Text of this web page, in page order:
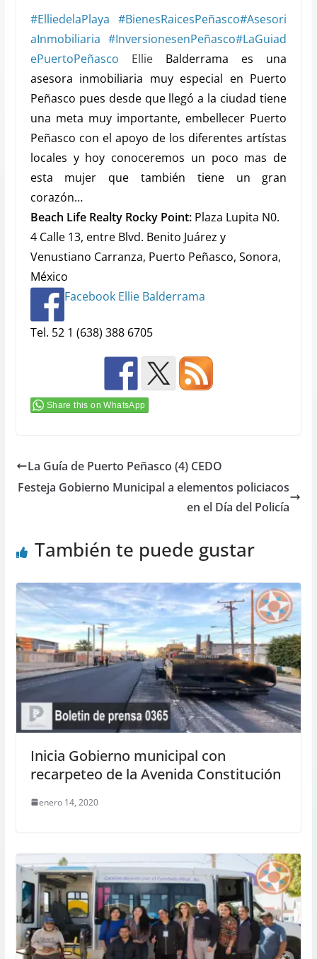
#ElliedelaPlaya #BienesRaicesPeñasco#Asesori
aInmobiliaria #InversionesenPeñasco#LaGuiad
ePuertoPeñasco Ellie Balderrama es una
asesora inmobiliaria muy especial en Puerto
Peñasco pues desde que llegó a la ciudad tiene
una meta muy importante, embellecer Puerto
Peñasco con el apoyo de los diferentes artístas
locales y hoy conoceremos un poco mas de
esta mujer que también tiene un gran
corazón…
Beach Life Realty Rocky Point: Plaza Lupita N0.
4 Calle 13, entre Blvd. Benito Juárez y
Venustiano Carranza, Puerto Peñasco, Sonora,
México
Facebook Ellie Balderrama
Tel. 52 1 (638) 388 6705
Share this on WhatsApp
La Guía de Puerto Peñasco (4) CEDO
Festeja Gobierno Municipal a elementos policiacos
en el Día del Policía
También te puede gustar
Inicia Gobierno municipal con
recarpeteo de la Avenida Constitución
enero 14, 2020